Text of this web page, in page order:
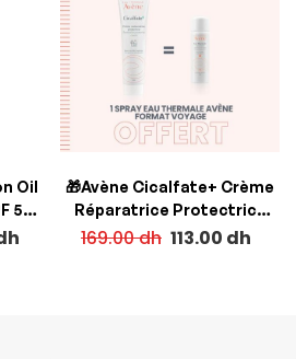
Oil
50+
🎁Avène Cicalfate+ Crème
Réparatrice Protectrice
40ml + Cadeau
169.00dh 113.00 dh